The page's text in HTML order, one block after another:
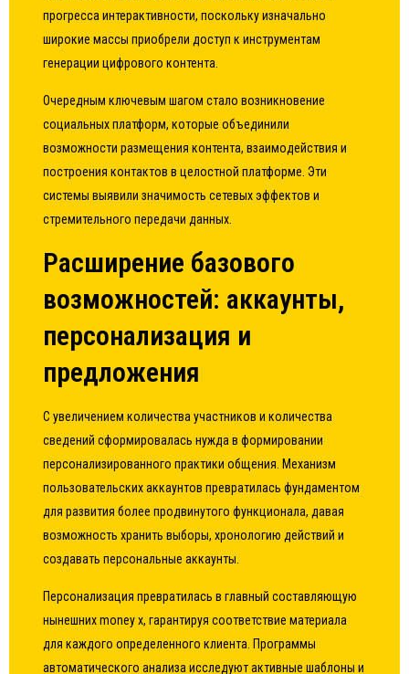
прогресса интерактивности, поскольку изначально
широкие массы приобрели доступ к инструментам
генерации цифрового контента.
Очередным ключевым шагом стало возникновение
социальных платформ, которые объединили
возможности размещения контента, взаимодействия и
построения контактов в целостной платформе. Эти
системы выявили значимость сетевых эффектов и
стремительного передачи данных.
Расширение базового
возможностей: аккаунты,
персонализация и
предложения
С увеличением количества участников и количества
сведений сформировалась нужда в формировании
персонализированного практики общения. Механизм
пользовательских аккаунтов превратилась фундаментом
для развития более продвинутого функционала, давая
возможность хранить выборы, хронологию действий и
создавать персональные аккаунты.
Персонализация превратилась в главный составляющую
нынешних money x, гарантируя соответствие материала
для каждого определенного клиента. Программы
автоматического анализа исследуют активные шаблоны и